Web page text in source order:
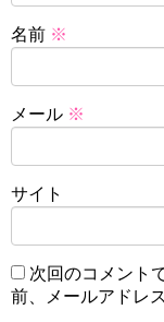
名前 ※
メール ※
サイト
次回のコメント
前、メールアドレ